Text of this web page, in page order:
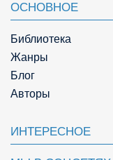
ОСНОВНОЕ
Библиотека
Жанры
Блог
Авторы
ИНТЕРЕСНОЕ